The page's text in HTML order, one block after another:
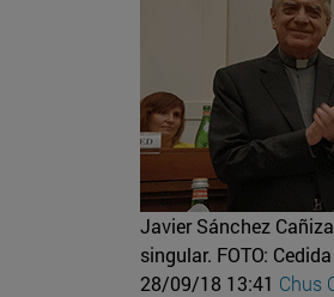
Javier Sánchez
singular. FOTO: Cedida
28/09/18 13:41 Chus